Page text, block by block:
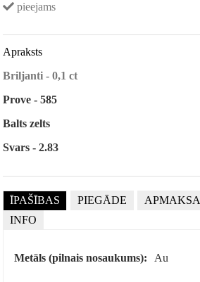
pieejams
Apraksts
Briljanti - 0,1 ct
Prove - 585
Balts zelts
Svars - 2.83
ĪPAŠĪBAS PIEGĀDE APMAKSA
INFO
Metāls (pilnais nosaukums): Au